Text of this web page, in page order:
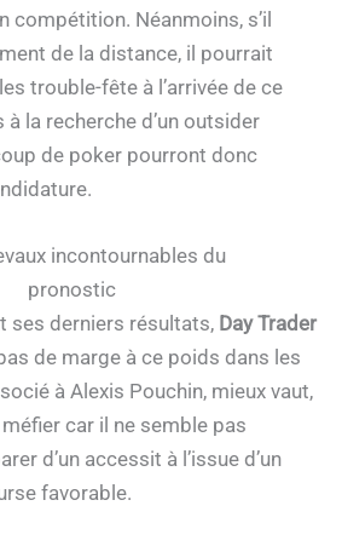
compétition. Néanmoins, s’il
de la distance, il pourrait
trouble-fête à l’arrivée de ce
la recherche d’un outsider
de poker pourront donc
incontournables du
pronostic
ses derniers résultats, Day Trader
de marge à ce poids dans les
à Alexis Pouchin, mieux vaut,
car il ne semble pas
d’un accessit à l’issue d’un
favorable.